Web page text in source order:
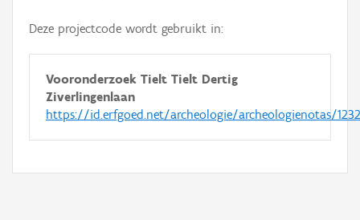
Deze projectcode wordt gebruikt in:
Vooronderzoek Tielt Tielt Dertig
Ziverlingenlaan
https://id.erfgoed.net/archeologie/archeologienotas/